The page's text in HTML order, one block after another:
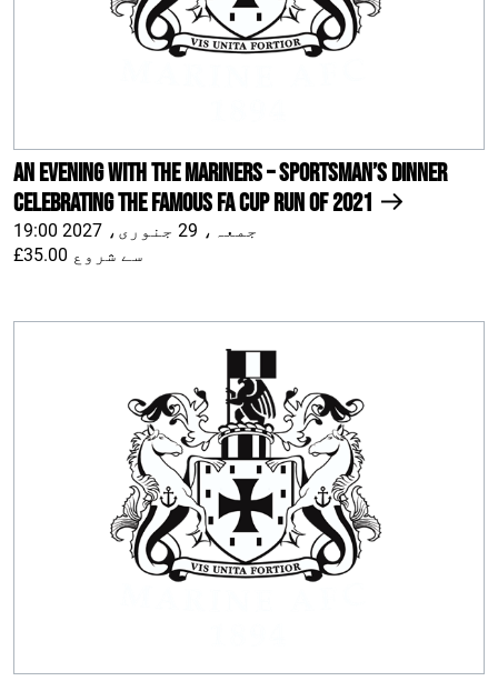
An Evening With The Mariners – Sportsman’s Dinner
celebrating the famous FA Cup run of 2021
جمعہ، 29 جنوری، 2027 19:00
£35.00 سے شروع